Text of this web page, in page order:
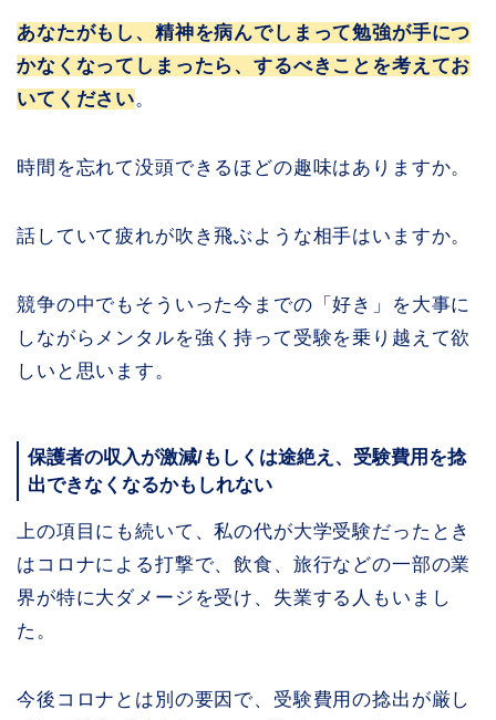
あなたがもし、精神を病んでしまって勉強が手につ
かなくなってしまったら、するべきことを考えてお
いてください。
時間を忘れて没頭できるほどの趣味はありますか。
話していて疲れが吹き飛ぶような相手はいますか。
競争の中でもそういった今までの「好き」を大事に
しながらメンタルを強く持って受験を乗り越えて欲
しいと思います。
保護者の収入が激減/もしくは途絶え、受験費用を捻
出できなくなるかもしれない
上の項目にも続いて、私の代が大学受験だったとき
はコロナによる打撃で、飲食、旅行などの一部の業
界が特に大ダメージを受け、失業する人もいまし
た。
今後コロナとは別の要因で、受験費用の捻出が厳し